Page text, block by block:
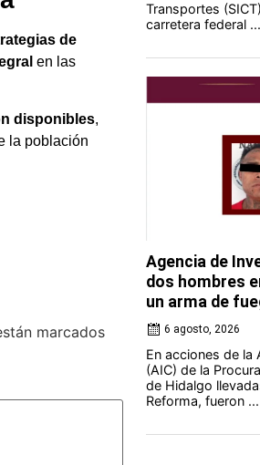
de
en las
disponibles,
la población
marcados
Transportes
carretera federal ...
Agencia de
dos hombres
un arma de
6 agosto, 2026
En acciones de la
(AIC) de la
de Hidalgo
Reforma, fueron ...